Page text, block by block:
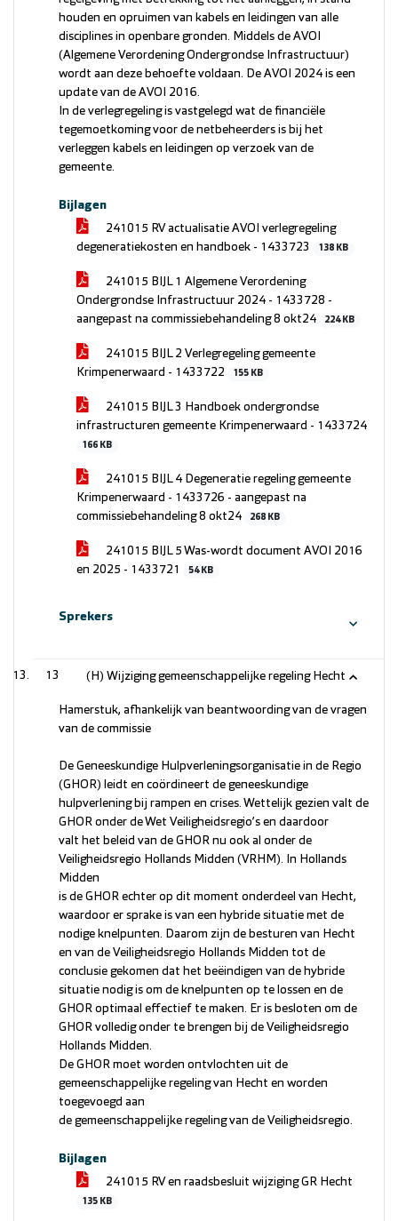
houden en opruimen van kabels en leidingen van alle
disciplines in openbare gronden. Middels de AVOI
(Algemene Verordening Ondergrondse Infrastructuur)
wordt aan deze behoefte voldaan. De AVOI 2024 is een
update van de AVOI 2016.
In de verlegregeling is vastgelegd wat de financiële
tegemoetkoming voor de netbeheerders is bij het
verleggen kabels en leidingen op verzoek van de
gemeente.
Bijlagen
241015 RV actualisatie AVOI verlegregeling
degeneratiekosten en handboek - 1433723
138 KB
241015 BIJL 1 Algemene Verordening
Ondergrondse Infrastructuur 2024 - 1433728 -
aangepast na commissiebehandeling 8 okt24
224 KB
241015 BIJL 2 Verlegregeling gemeente
Krimpenerwaard - 1433722
155 KB
241015 BIJL 3 Handboek ondergrondse
infrastructuren gemeente Krimpenerwaard - 1433724
166 KB
241015 BIJL 4 Degeneratie regeling gemeente
Krimpenerwaard - 1433726 - aangepast na
commissiebehandeling 8 okt24
268 KB
241015 BIJL 5 Was-wordt document AVOI 2016
en 2025 - 1433721
54 KB
Sprekers
13 (H) Wijziging gemeenschappelijke regeling Hecht
Hamerstuk, afhankelijk van beantwoording van de vragen
van de commissie
De Geneeskundige Hulpverleningsorganisatie in de Regio
(GHOR) leidt en coördineert de geneeskundige
hulpverlening bij rampen en crises. Wettelijk gezien valt de
GHOR onder de Wet Veiligheidsregio’s en daardoor
valt het beleid van de GHOR nu ook al onder de
Veiligheidsregio Hollands Midden (VRHM). In Hollands
Midden
is de GHOR echter op dit moment onderdeel van Hecht,
waardoor er sprake is van een hybride situatie met de
nodige knelpunten. Daarom zijn de besturen van Hecht
en van de Veiligheidsregio Hollands Midden tot de
conclusie gekomen dat het beëindigen van de hybride
situatie nodig is om de knelpunten op te lossen en de
GHOR optimaal effectief te maken. Er is besloten om de
GHOR volledig onder te brengen bij de Veiligheidsregio
Hollands Midden.
De GHOR moet worden ontvlochten uit de
gemeenschappelijke regeling van Hecht en worden
toegevoegd aan
de gemeenschappelijke regeling van de Veiligheidsregio.
Bijlagen
241015 RV en raadsbesluit wijziging GR Hecht
135 KB